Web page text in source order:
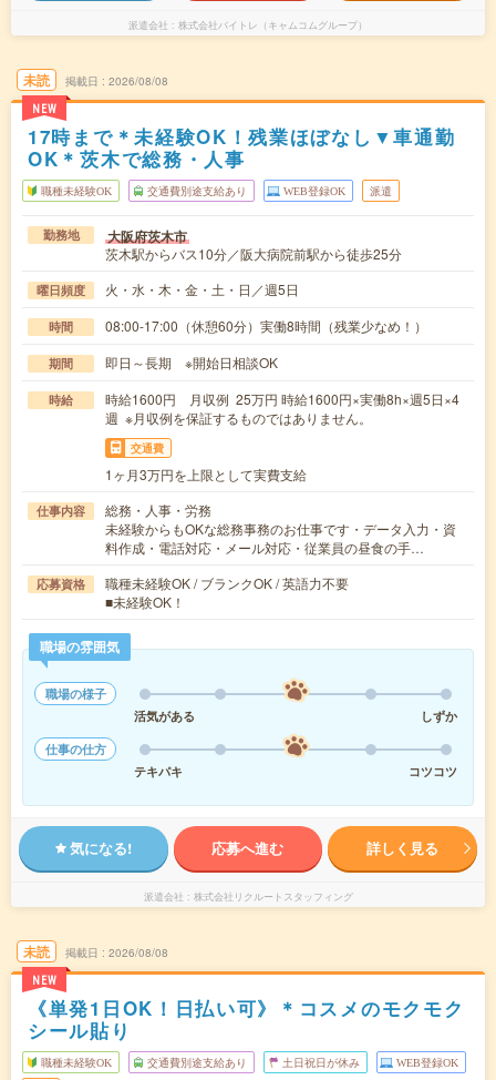
派遣会社 株式会社バイトレ（キャムコムグループ）
未読
NEW
掲載日 2026/08/08
17時まで＊未経験OK！残業ほぼなし▼車通勤
OK＊茨木で総務・人事
職種未経験OK 交通費別途支給あり WEB登録OK 派遣
勤務地 大阪府茨木市
茨木駅からバス10分／阪大病院前駅から徒歩25分
曜日頻度 火・水・木・金・土・日／週5日
時間 08:00-17:00（休憩60分）実働8時間（残業少なめ！）
期間 即日～長期 ※開始日相談OK
時給
時給1600円 月収例 25万円 時給1600円×実働8h×週5日×4
週 ※月収例を保証するものではありません。
交通費
1ヶ月3万円を上限として実費支給
仕事内容
総務・人事・労務
未経験からもOKな総務事務のお仕事です・データ入力・資
料作成・電話対応・メール対応・従業員の昼食の手…
応募資格
職種未経験OK / ブランクOK / 英語力不要
■未経験OK！
職場の雰囲気
職場の様子
活気がある
しずか
仕事の仕方
テキパキ
コツコツ
気になる! 応募へ進む 詳しく見る
派遣会社 株式会社リクルートスタッフィング
未読
NEW
掲載日 2026/08/08
《単発1日OK！日払い可》＊コスメのモクモク
シール貼り
職種未経験OK 交通費別途支給あり 土日祝日が休み WEB登録OK